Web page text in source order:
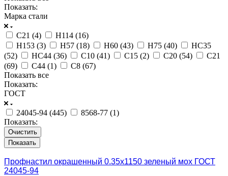
Показать:
Марка стали
C21 (4) Н114 (16)
Н153 (3) Н57 (18) Н60 (43) Н75 (40)
НС35
(52) НС44 (36) С10 (41) С15 (2) С20 (54)
С21
(69) С44 (1) С8 (67)
Показать все
Показать:
ГОСТ
24045-94 (445) 8568-77 (1)
Показать:
Очистить
Профнастил окрашенный 0.35x1150 зеленый мох ГОСТ
24045-94